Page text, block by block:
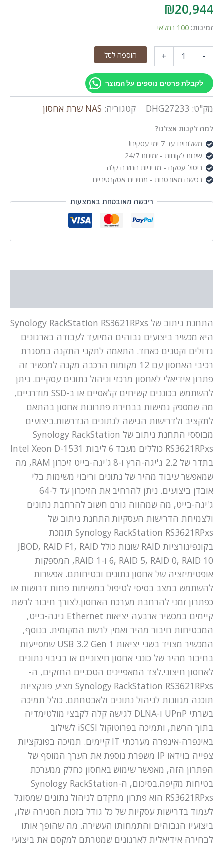
₪20,944
זמינות: 100 במלאי
-
NAS
RS-
XS-
+ הוספה לסל
לקבלת פרטים נוספים על המוצר
מק"ט: DHG27233 קטגוריה: NAS שרת אחסון
למה לקנות אצלנו?
משלוחים עד 7 ימי עסקים!
שירות לקוחות - זמינות 24/7
ביטול עסקה - מדיניות החזרה קלה
רכישה מאובטחת - מחירים אטקרטיביים
ריכשה מאובטחת באמצעות
התחנת ניתוב של Synology RackStation RS3621RPxs
היא מכשיר ביצועים גבוהים המיועד לעבודה בארגונים
גדולים וקטנים כאחד. התאמה לתקני התקנה במסגרת
רכיבי האחסון עם 12 מקומות הרכבה מקנה למכשיר זה
פתרון אידיאלי לאחסון מרכזי וניהול נתונים עסקיים. ניתן
להשתמש בכוננים קשיחים קלאסיים או ב-SSD מודרניים,
מה שמספק גמישות בבחירת פתרונות אחסון בהתאם
לתקציב ולדרישות הגישה לנתונים הנדרשות.ביצועים
מבוססי התחנת ניתוב של Synology RackStation
RS3621RPxs כוללים מעבד 6 ליבות Intel Xeon D-1531
בתדר של 2.2 ג'יגה-הרץ ו-8 ג'יגה-בייט זיכרון RAM, מה
שמאפשר עיבוד מהיר של נתונים וריבוי משימות בלי
אובדן ביצועים. ניתן להרחיב את הזיכרון עד ל-64
ג'יגה-בייט, מה שמהווה גורם חשוב להרחבת נתונים
ולצמיחת הדרישות העסקיות.התחנת ניתוב של
Synology RackStation RS3621RPxs תומכת
בקונפיגורציות RAID שונות כולל JBOD, RAID F1, RAID
6, RAID 5, RAID 0, RAID 10 ו-RAID 1, המספקות
אופטימיזציה של אחסון נתונים ובטיחותם. אפשרות
להשתמש במצב בסיסי לטיפול במשימות פחות דרושות או
כפתרון זמני להרחבת מערכת האחסון.לצורך חיבור לרשת
קיימים במכשיר ארבעה יציאות Ethernet גיגה-בייט,
המבטיחות חיבור מהיר ואמין לרשת המקומית. בנוסף,
המכשיר מצויד בשני יציאות USB 3.2 Gen 1 שמסייעות
בחיבור מהיר של כונני אחסון חיצוניים או בגיבוי נתונים
לאחסון חיצוני.לצד המאפיינים הטכניים החזקים, ה-
Synology RackStation RS3621RPxs מציע פונקציות
תוכנה מגוונות לניהול נתונים ולאבטחתם. כולל תמיכה
בשרתי UPnP ו-DLNA לגישה קלה לקבצי מולטימדיה
בתוך הרשת, ותמיכה בפרוטוקול iSCSI לשילוב
באינפרה-אינפרה מערכתי IT קיימים. תמיכה בפונקציות
צפייה בוידאו IP משפרת נוספת את הערך המוסף של
הפתרון הזה, מאפשר שימוש באחסון כחלק ממערכת
בטיחות מקיפה.בסיכום, ה-Synology RackStation
RS3621RPxs הוא פתרון מתקדם לניהול נתונים שמסוגל
לעמוד בדרישות עסקיות של כל גודל בזכות הסגירה שלו,
ביצועיו הגבוהים והתמחותו העשירה. מה שהופך אותו
לבחירה אידיאלית לארגונים שמטרתם למקסם את ביצועי